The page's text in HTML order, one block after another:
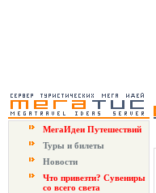
МегаИдеи Путешествий
Туры и билеты
Новости
Что привезти? Сувениры
со всего света